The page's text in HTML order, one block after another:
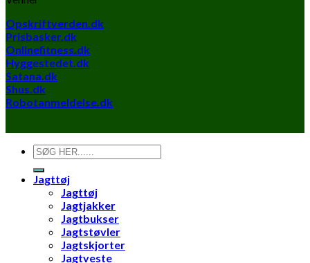
Opskriftverden.dk
Prisbasker.dk
Onlinefitness.dk
Hyggestedet.dk
Satana.dk
Shus.dk
Robotanmeldelse.dk
Søg
efter:
Jagttøj
Jagttøj
Jagtjakker
Jagtbukser
Jagtstøvler
Jagtskjorter
Jagtveste